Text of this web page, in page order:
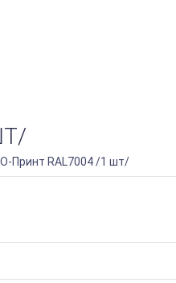
Принт RAL7004 /1 шт/